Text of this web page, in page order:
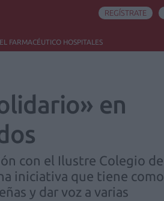
EL FARMACÉUTICO HOSPITALES
REGÍSTRATE
en
con el Ilustre Colegio de
iniciativa que tiene como
y dar voz a varias